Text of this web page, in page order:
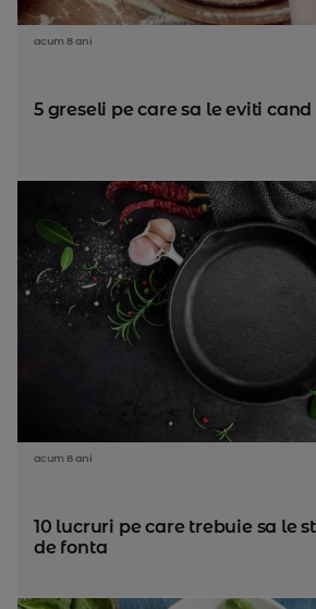
acum 8 ani
5 greseli pe care sa le eviti
acum 8 ani
10 lucruri pe care trebuie sa le
de fonta